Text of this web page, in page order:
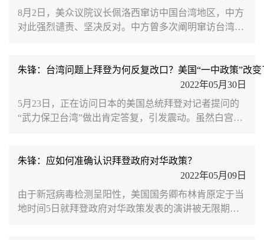
学中外人文交流研究基地学术委员朱锋于8月5日在《环
球时报》撰文指出台湾问题再度陷入危机的根本原因是
8月2日，美众议院议长佩洛西窜访中国台湾地区，中方
对此强烈谴责、坚决反对。中方曾多次阐明窜访台湾的
击中美关系政治基础，严重破坏中美两国两军关系。南
京大学国际关系学院执行院长、北京大学中外人文交流
研究基地学术委员朱锋就此在凤凰网发文，深度解读这
一事件。佩洛西到台湾窜访，反映了美国作为唯一的超
朱锋：台湾问题上拜登为何反复改口？美国“一中政策”改
2022年05月30日
5月23日，正在访问日本的美国总统拜登对记者提问的
“武力保卫台湾”做出肯定答复，引发震动。虽然白宫官
感到担忧。拜登屡次高调打出“台湾牌”究竟意欲何为？
美国的“一中政策”真的会被改变吗？面对美国的咄咄逼
人，中国又应如何应对？南京大学国际关系学院执行院
长、北京大学中外人文交流研究基地学术委员朱锋就此
朱锋：应如何准确认识拜登政府对华政策？
2022年05月09日
由于新冠病毒检测呈阳性，美国国务卿布林肯原定于当
地时间5日就拜登政府对华政策发表的演讲被无限期推